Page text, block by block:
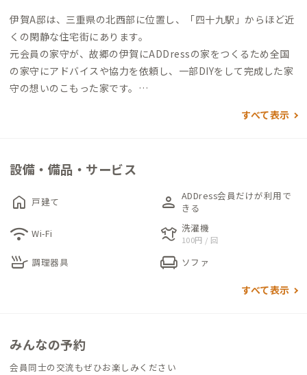
伊賀A邸は、三重県の北西部に位置し、「四十九駅」からほど近
くの閑静な住宅街にあります。
元会員の家守が、故郷の伊賀にADDressの家をつくるため全国
の家守にアドバイスや協力を依頼し、一部DIYをして完成した家
守の想いのこもった家です。
1階にリビング・ダイニング・キッチン、風呂、トイレがありま
隣接していない間取りとなっています。
各個室は、長期滞在や荷物が多い方でもゆとりある空間が確保
されております。明るい自然光が入るお部屋で、リモートワーク
も快適に行えそうです。
すべて表示
設備・備品・サービス
home 戸建て person ADDress会員だけが利用で
きる
wifi Wi-Fi laundry 洗濯機
100円 / 回
skillet 調理器具 chair ソファ
すべて表示
みんなの予約
会員同士の交流もぜひお楽しみください